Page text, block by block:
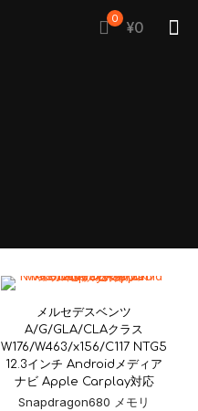
0 ¥0
メルセデスベンツ
A/G/GLA/CLAクラス
W176/W463/x156/C117 NTG5
12.3インチ Androidメディア
ナビ Apple Carplay対応
Snapdragon680 メモリ